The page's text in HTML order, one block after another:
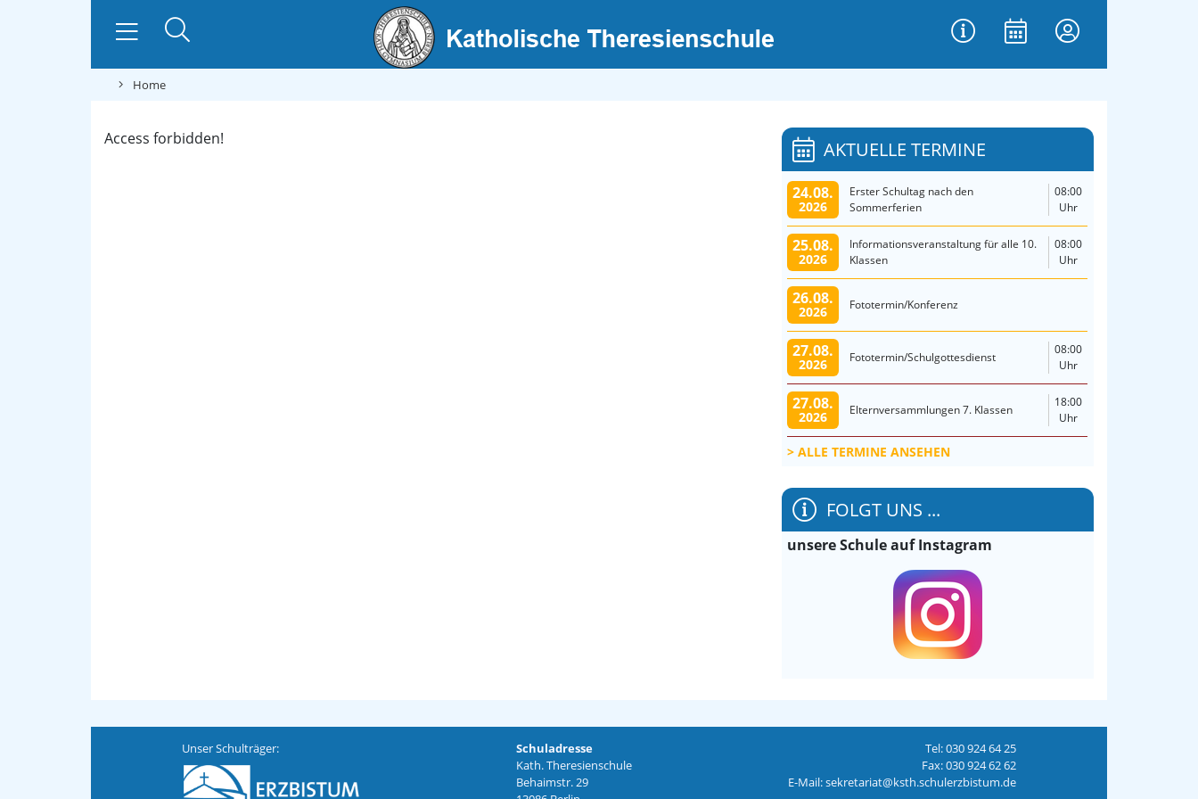
Home
Access forbidden! AKTUELLE TERMINE
24.08.
2026
Erster Schultag nach den
Sommerferien
08:00
Uhr
25.08.
2026
Informationsveranstaltung für alle 10.
Klassen
08:00
Uhr
26.08.
2026 Fototermin/Konferenz
27.08.
2026 Fototermin/Schulgottesdienst
08:00
Uhr
27.08.
2026 Elternversammlungen 7. Klassen
18:00
Uhr
ALLE TERMINE ANSEHEN
FOLGT UNS ...
unsere Schule auf Instagram
Unser Schulträger:
Schuladresse
Kath. Theresienschule
Behaimstr. 29
Tel: 030 924 64 25
Fax: 030 924 62 62
E-Mail: sekretariat@ksth.schulerzbistum.de